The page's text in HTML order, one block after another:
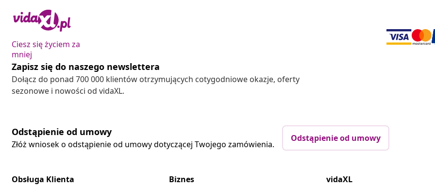
Ciesz się życiem za
mniej
Zapisz się do naszego newslettera
Dołącz do ponad 700 000 klientów otrzymujących cotygodniowe okazje, oferty
sezonowe i nowości od vidaXL.
Odstąpienie od umowy
Złóż wniosek o odstąpienie od umowy dotyczącej Twojego zamówienia.
Odstąpienie od umowy
Obsługa Klienta
Biznes
vidaXL